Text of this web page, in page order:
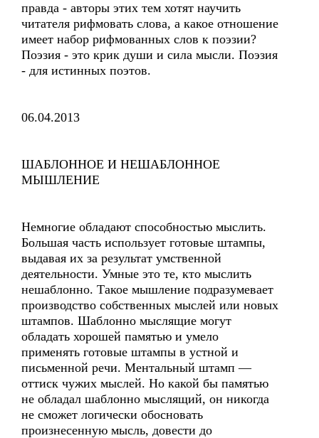
правда - авторы этих тем хотят научить
читателя рифмовать слова, а какое отношение
имеет набор рифмованных слов к поэзии?
Поэзия - это крик души и сила мысли. Поэзия
- для истинных поэтов.
06.04.2013
ШАБЛОННОЕ И НЕШАБЛОННОЕ
МЫШЛЕНИЕ
Немногие обладают способностью мыслить.
Большая часть использует готовые штампы,
выдавая их за результат умственной
деятельности. Умные это те, кто мыслить
нешаблонно. Такое мышление подразумевает
производство собственных мыслей или новых
штампов. Шаблонно мыслящие могут
обладать хорошей памятью и умело
применять готовые штампы в устной и
письменной речи. Ментальный штамп —
оттиск чужих мыслей. Но какой бы памятью
не обладал шаблонно мыслящий, он никогда
не сможет логически обосновать
произнесенную мысль, довести до